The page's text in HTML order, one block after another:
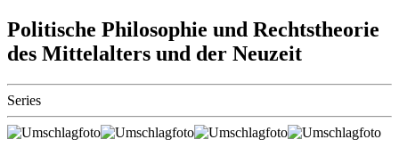
Politische Philosophie und Rechtstheorie
des Mittelalters und der Neuzeit
Series